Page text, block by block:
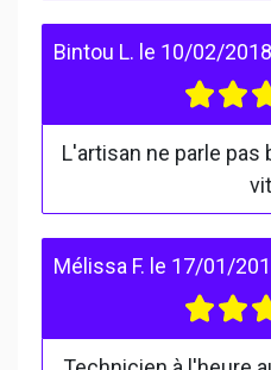
Bintou L. le 10/02/2018
L'artisan ne parle pas
Mélissa F. le 17/01/